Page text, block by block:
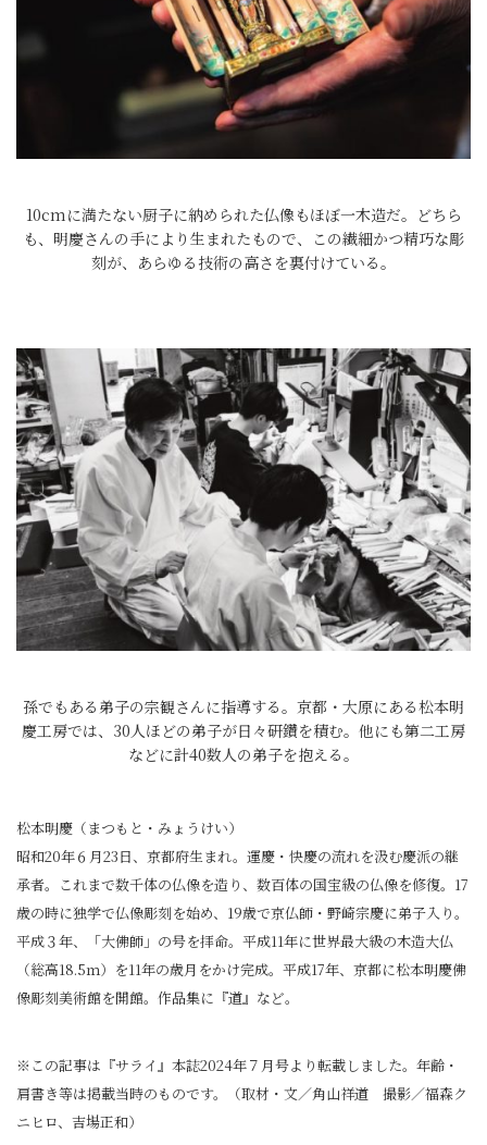
10cmに満たない厨子に納められた仏像もほぼ一木造だ。どちら
も、明慶さんの手により生まれたもので、この繊細かつ精巧な彫
刻が、あらゆる技術の高さを裏付けている。
孫でもある弟子の宗観さんに指導する。京都・大原にある松本明
慶工房では、30人ほどの弟子が日々研鑽を積む。他にも第二工房
などに計40数人の弟子を抱える。
松本明慶（まつもと・みょうけい）
昭和20年６月23日、京都府生まれ。運慶・快慶の流れを汲む慶派の継
承者。これまで数千体の仏像を造り、数百体の国宝級の仏像を修復。17
歳の時に独学で仏像彫刻を始め、19歳で京仏師・野崎宗慶に弟子入り。
平成３年、「大佛師」の号を拝命。平成11年に世界最大級の木造大仏
（総高18.5ｍ）を11年の歳月をかけ完成。平成17年、京都に松本明慶佛
像彫刻美術館を開館。作品集に『道』など。
※この記事は『サライ』本誌2024年７月号より転載しました。年齢・
肩書き等は掲載当時のものです。（取材・文／角山祥道 撮影／福森ク
ニヒロ、吉場正和）